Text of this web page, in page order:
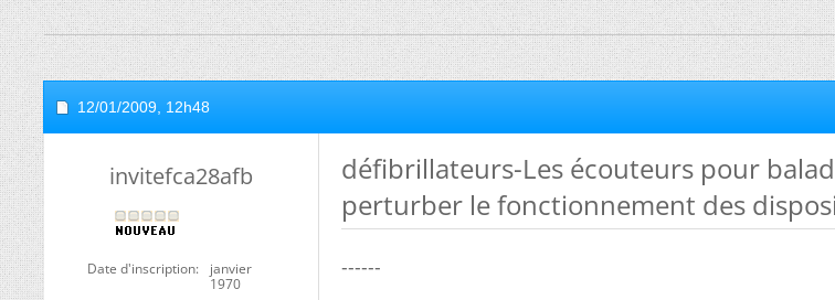
12/01/2009, 12h48
invitefca28afb
Date d'inscription
janvier
1970
défibrillateurs-Les écouteurs pour
perturber le fonctionnement des
------